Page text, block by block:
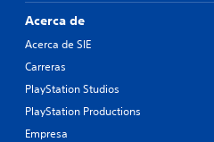
Acerca de
Acerca de SIE
Carreras
PlayStation Studios
PlayStation Productions
Empresa